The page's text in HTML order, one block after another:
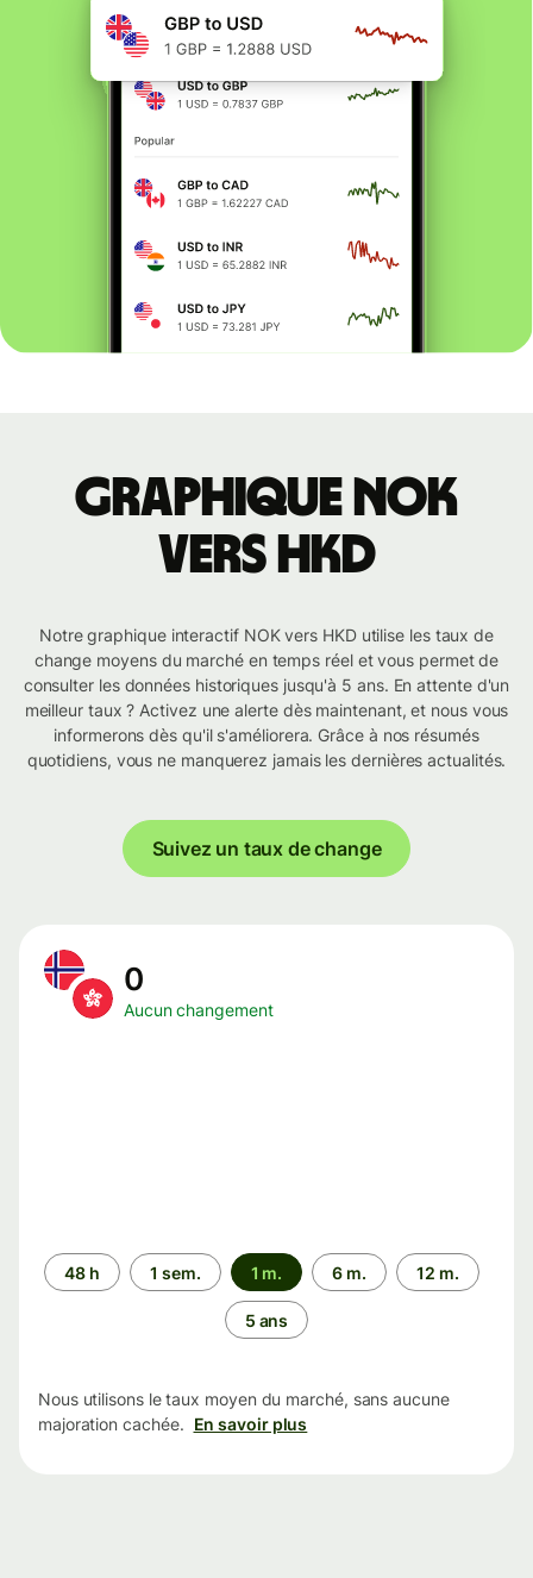
Graphique NOK
vers HKD
Notre graphique interactif NOK vers HKD utilise les taux de
change moyens du marché en temps réel et vous permet de
consulter les données historiques jusqu'à 5 ans. En attente d'un
meilleur taux ? Activez une alerte dès maintenant, et nous vous
informerons dès qu'il s'améliorera. Grâce à nos résumés
quotidiens, vous ne manquerez jamais les dernières actualités.
Suivez un taux de change
0
Aucun changement
Période
48 h 1 sem. 1 m. 6 m. 12 m.
5 ans
Nous utilisons le taux moyen du marché, sans aucune
majoration cachée. En savoir plus